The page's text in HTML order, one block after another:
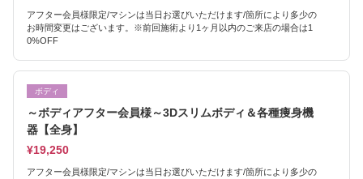
アフター会員様限定/マシンは当日お選びいただけます/箇所により多少の
お時間変更はございます。※前回施術より1ヶ月以内のご来店の場合は1
0%OFF
ボディ
～ボディアフター会員様～3Dスリムボディ＆各種痩身機
器【全身】
¥19,250
アフター会員様限定/マシンは当日お選びいただけます/箇所により多少の